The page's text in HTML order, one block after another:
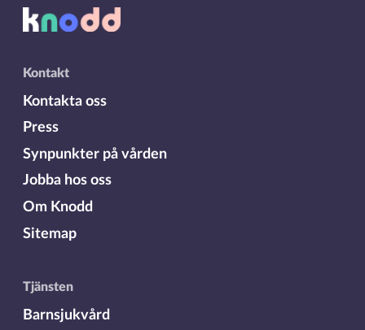
Kontakt
Kontakta oss
Press
Synpunkter på vården
Jobba hos oss
Om Knodd
Sitemap
Tjänsten
Barnsjukvård